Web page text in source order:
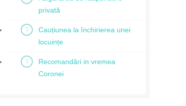
privată
Cauțiunea la închirierea unei
locuințe
Recomandări in vremea
Coronei